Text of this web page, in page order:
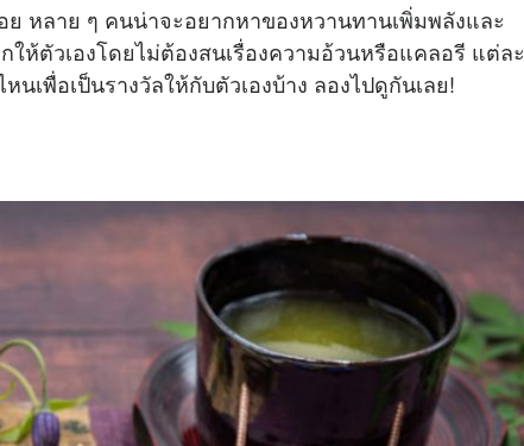
หลาย ๆ คนน่าจะอยากหาของหวานทานเพิ่มพลังและ
ให้ตัวเองโดยไม่ต้องสนเรื่องความอ้วนหรือแคลอรี แต่ละ
เพื่อเป็นรางวัลให้กับตัวเองบ้าง ลองไปดูกันเลย!